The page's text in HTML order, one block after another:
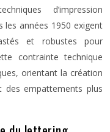
d’impression
les années 1950 exigent
et robustes pour
contrainte technique
orientant la création
empattements plus